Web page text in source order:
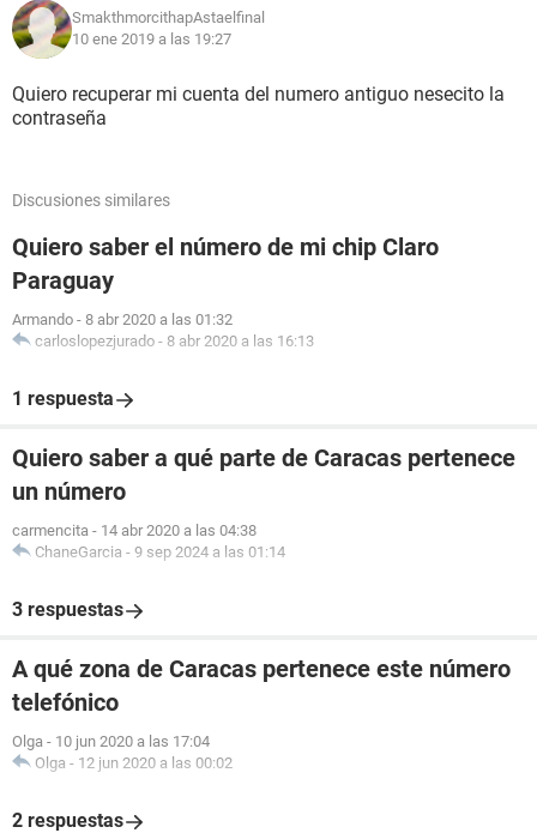
SmakthmorcithapAstaelfinal
10 ene 2019 a las 19:27
Quiero recuperar mi cuenta del numero antiguo nesecito la
contraseña
Discusiones similares
Quiero saber el número de mi chip Claro
Paraguay
Armando - 8 abr 2020 a las 01:32
carloslopezjurado - 8 abr 2020 a las 16:13
1 respuesta
Quiero saber a qué parte de Caracas pertenece
un número
carmencita - 14 abr 2020 a las 04:38
ChaneGarcia - 9 sep 2024 a las 01:14
3 respuestas
A qué zona de Caracas pertenece este número
telefónico
Olga - 10 jun 2020 a las 17:04
Olga - 12 jun 2020 a las 00:02
2 respuestas